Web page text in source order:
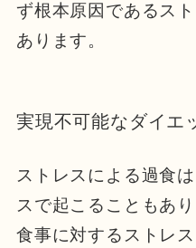
ず根本原因であるス
あります。
実現不可能なダイエ
ストレスによる過食
スで起こることもあり
食事に対するストレ